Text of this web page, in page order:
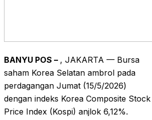
BANYU POS – , JAKARTA — Bursa
saham Korea Selatan ambrol pada
perdagangan Jumat (15/5/2026)
dengan indeks Korea Composite Stock
Price Index (Kospi) anjlok 6,12%.